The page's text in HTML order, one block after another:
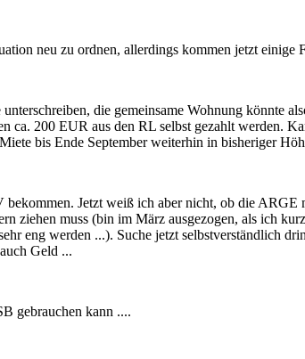
neu zu ordnen, allerdings kommen jetzt einige
die gemeinsame Wohnung könnte
ca. 200 EUR aus den RL selbst gezahlt werden.
bis Ende September weiterhin in bisheriger
Jetzt weiß ich aber nicht, ob die
muss (bin im März ausgezogen, als ich
eng werden ...). Suche jetzt selbstverständlich
Geld ...
gebrauchen kann ....